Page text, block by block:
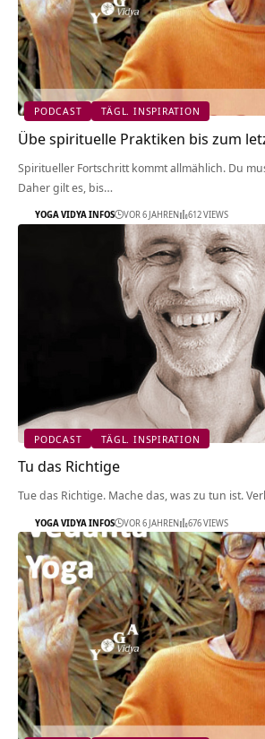
PODCAST TÄGL. INSPIRATION
Übe spirituelle Praktiken bis zum
Spiritueller Fortschritt kommt allmählich. Du
Daher gilt es, bis…
YOGA VIDYA INFOS VOR 6 JAHREN 612 VIEWS
PODCAST TÄGL. INSPIRATION
Tu das Richtige
Tue das Richtige. Mache das, was zu tun ist.
YOGA VIDYA INFOS VOR 6 JAHREN 676 VIEWS